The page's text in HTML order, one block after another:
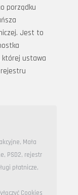
porządku
Jest to
której ustawa
, Mała
, PSD2, rejestr
płatnicze,
Cookies